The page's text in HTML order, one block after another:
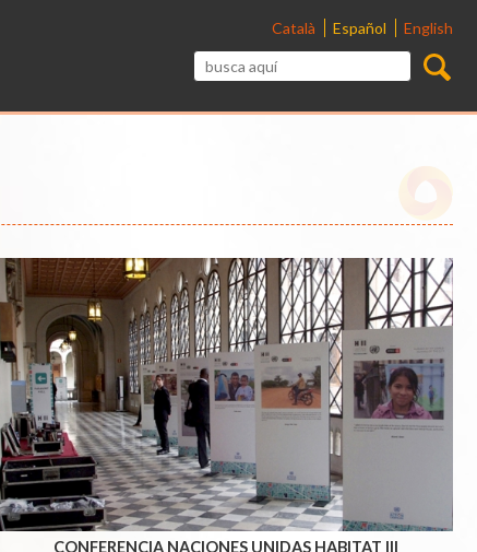
Català Español English
CONFERENCIA NACIONES UNIDAS HABITAT III